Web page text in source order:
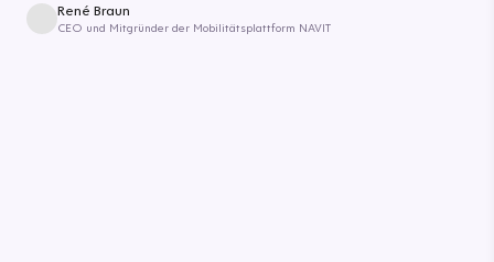
René Braun
CEO und Mitgründer der Mobilitätsplattform NAVIT